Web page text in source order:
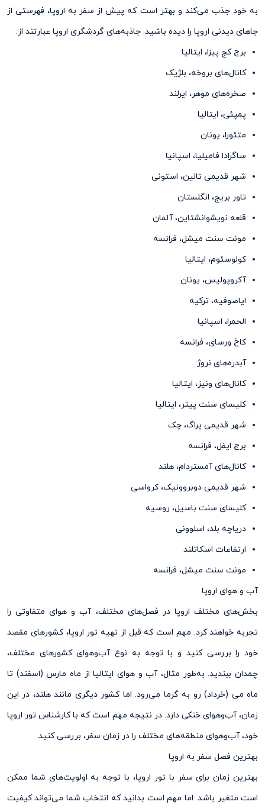
به خود جذب می‌کند و بهتر است که پیش از سفر به اروپا، فهرستی از
جاهای دیدنی اروپا را دیده باشید. جاذبه‌های گردشگری اروپا عبارتند از:
برج کج پیزا، ایتالیا
کانال‌های بروخه، بلژیک
صخره‌های موهر، ایرلند
پمپئی، ایتالیا
متئورا، یونان
ساگرادا فامیلیا، اسپانیا
شهر قدیمی ‌تالین، استونی
تاور بریج، انگلستان
قلعه نویشوانشتاین، آلمان
مونت سنت میشل، فرانسه
کولوسئوم، ایتالیا
آکروپولیس، یونان
ایاصوفیه، ترکیه
الحمرا، اسپانیا
کاخ ورسای، فرانسه
آبدره‌های نروژ
کانال‌های ونیز، ایتالیا
کلیسای سنت پیتر، ایتالیا
شهر قدیمی ‌پراگ، چک
برج ایفل، فرانسه
کانال‌های آمستردام، هلند
شهر قدیمی ‌دوبروونیک، کرواسی
کلیسای سنت باسیل، روسیه
دریاچه بلد، اسلوونی
ارتفاعات اسکاتلند
مونت سنت میشل، فرانسه
آب و هوای اروپا
بخش‌های مختلف اروپا در فصل‌های مختلف، آب و هوای متفاوتی را
تجربه خواهند کرد. مهم است که قبل از تهیه تور اروپا، کشور‌های مقصد
خود را بررسی کنید و با توجه به نوع آب‌وهوای کشورهای مختلف،
چمدان ببندید. به‌طور مثال، آب و هوای ایتالیا از ماه مارس (اسفند) تا
ماه می ‌(خرداد) رو به گرما می‌رود. اما کشور دیگری مانند هلند، در این
زمان، آب‌وهوای خنکی دارد. در نتیجه مهم است که با کارشناس تور اروپا
خود، آب‌وهوای منطقه‌های مختلف را در زمان سفر، بررسی کنید.
بهترین فصل سفر به اروپا
بهترین زمان برای سفر با تور اروپا، با توجه به اولویت‌های شما ممکن
است متغیر باشد. اما مهم است بدانید که انتخاب شما می‌تواند کیفیت